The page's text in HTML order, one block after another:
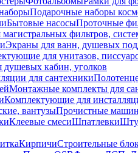
Подарочные наборы
Бытовые насосыПроточные
фильтров,
Экраны для ванн, душевых
для унитазов,
кабин, уголков
для сантехники
Монтажные комплекты для
Комплектующие для
вантузыПрочистные
Клеевые смесиШпатлевки
КирпичиСтроительные